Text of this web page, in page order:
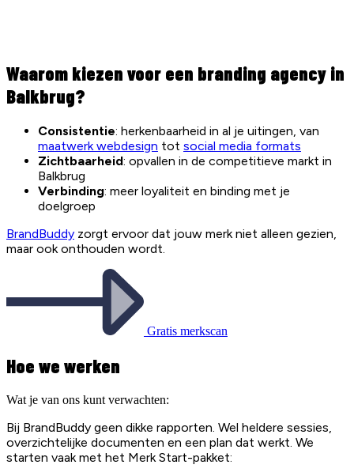
Waarom kiezen voor een branding agency in
Balkbrug?
Consistentie: herkenbaarheid in al je uitingen, van
maatwerk webdesign tot social media formats
Zichtbaarheid: opvallen in de competitieve markt in
Balkbrug
Verbinding: meer loyaliteit en binding met je
doelgroep
BrandBuddy zorgt ervoor dat jouw merk niet alleen gezien,
maar ook onthouden wordt.
Gratis merkscan
Hoe we werken
Wat je van ons kunt verwachten:
Bij BrandBuddy geen dikke rapporten. Wel heldere sessies,
overzichtelijke documenten en een plan dat werkt. We
starten vaak met het Merk Start-pakket: